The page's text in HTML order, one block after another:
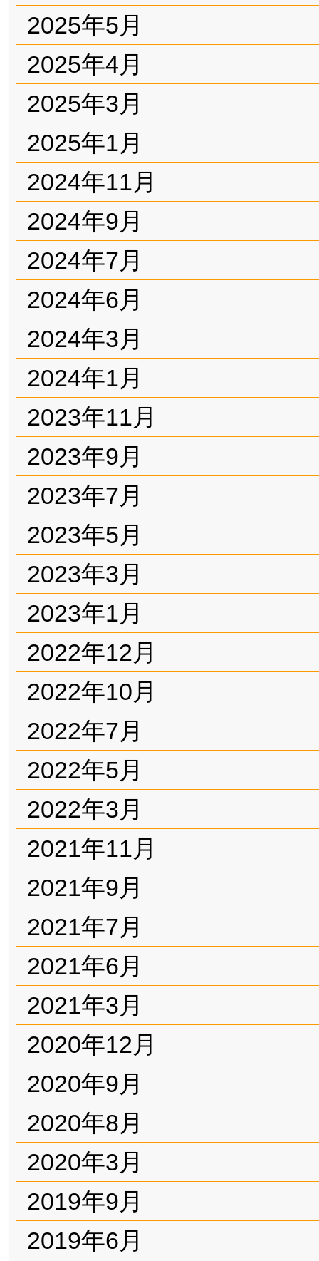
2025年5月
2025年4月
2025年3月
2025年1月
2024年11月
2024年9月
2024年7月
2024年6月
2024年3月
2024年1月
2023年11月
2023年9月
2023年7月
2023年5月
2023年3月
2023年1月
2022年12月
2022年10月
2022年7月
2022年5月
2022年3月
2021年11月
2021年9月
2021年7月
2021年6月
2021年3月
2020年12月
2020年9月
2020年8月
2020年3月
2019年9月
2019年6月